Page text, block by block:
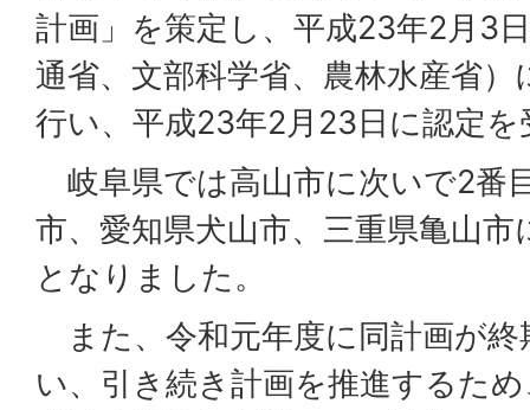
計画」を策定し、平成23年2月3
通省、文部科学省、農林水産省
行い、平成23年2月23日に認定
岐阜県では高山市に次いで2番
市、愛知県犬山市、三重県亀山
となりました。
また、令和元年度に同計画が
い、引き続き計画を推進するた